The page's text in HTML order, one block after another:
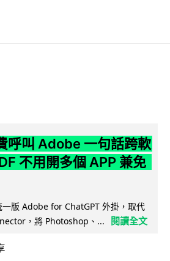
呼叫 Adobe 一句話跨軟
不用開多個 APP 兼免
版 Adobe for ChatGPT 外掛，取代
，將 Photoshop、...
閱讀全文